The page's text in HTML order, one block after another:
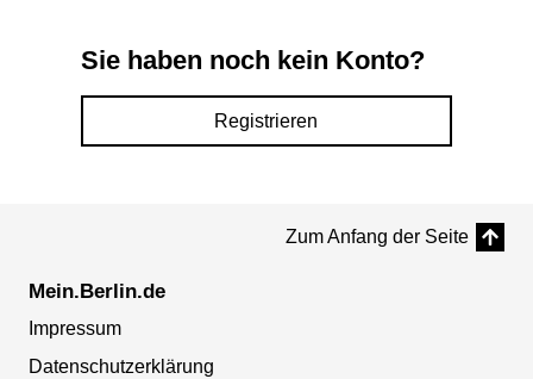
Sie haben noch kein Konto?
Registrieren
Zum Anfang der Seite
Mein.Berlin.de
Impressum
Datenschutzerklärung